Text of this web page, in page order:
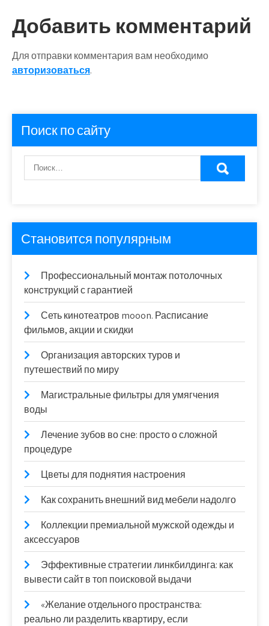
Добавить комментарий
Для отправки комментария вам необходимо
авторизоваться.
Поиск по сайту
Становится популярным
Профессиональный монтаж потолочных
конструкций с гарантией
Сеть кинотеатров mooon. Расписание
фильмов, акции и скидки
Организация авторских туров и
путешествий по миру
Магистральные фильтры для умягчения
воды
Лечение зубов во сне: просто о сложной
процедуре
Цветы для поднятия настроения
Как сохранить внешний вид мебели надолго
Коллекции премиальной мужской одежды и
аксессуаров
Эффективные стратегии линкбилдинга: как
вывести сайт в топ поисковой выдачи
«Желание отдельного пространства:
реально ли разделить квартиру, если